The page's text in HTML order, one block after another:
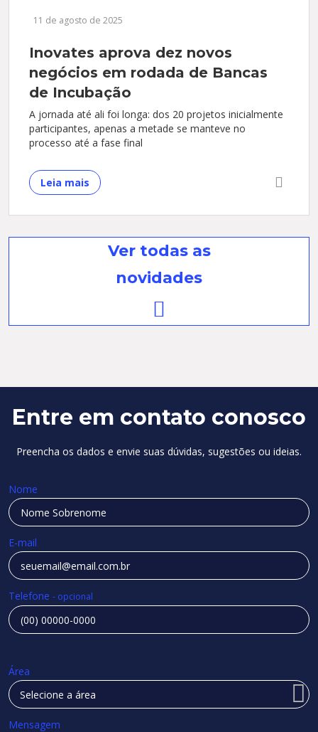
11 de agosto de 2025
Inovates aprova dez novos
negócios em rodada de Bancas
de Incubação
A jornada até ali foi longa: dos 20 projetos inicialmente
participantes, apenas a metade se manteve no
processo até a fase final
Leia mais
Ver todas as
novidades
Entre em contato conosco
Preencha os dados e envie suas dúvidas, sugestões ou ideias.
Nome
E-mail
Telefone - opcional
Área
Mensagem